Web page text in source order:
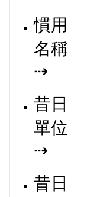
慣用
名稱
⇢
昔日
單位
⇢
昔日